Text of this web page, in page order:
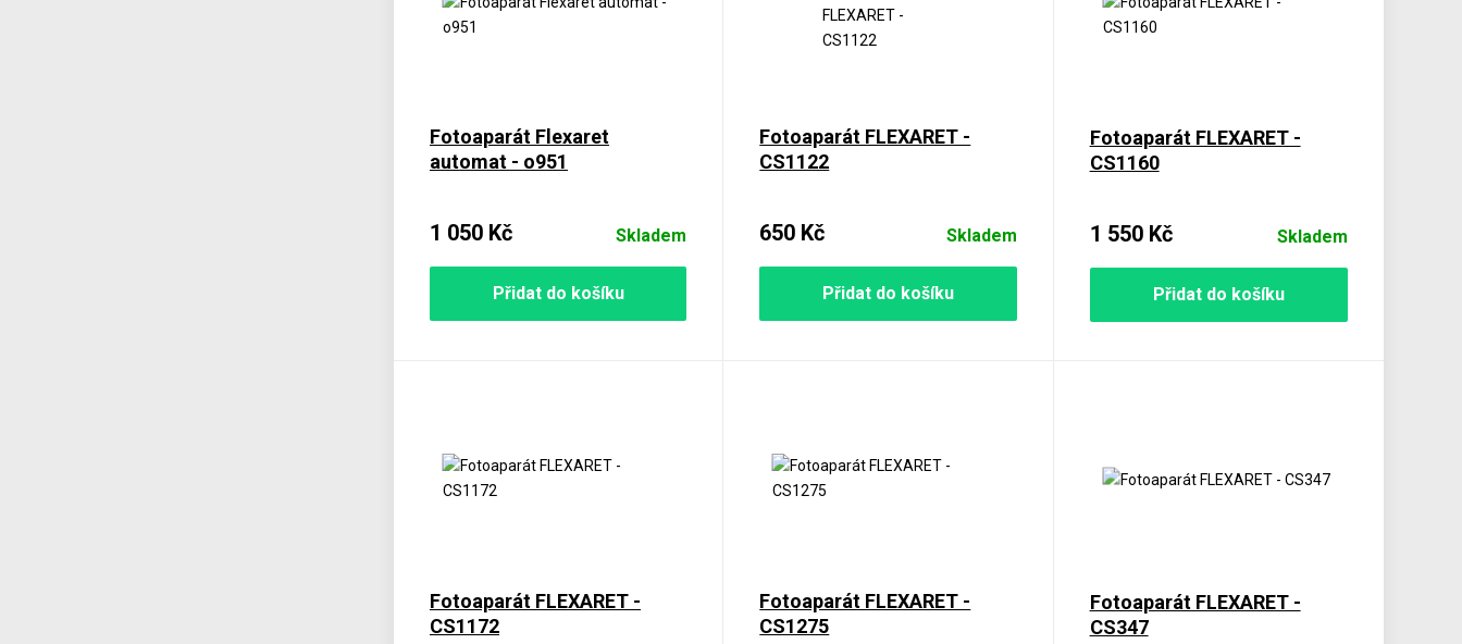
Fotoaparát Flexaret
automat - o951
1 050 Kč Skladem
Přidat do košíku
Fotoaparát FLEXARET -
CS1122
650 Kč Skladem
Přidat do košíku
Fotoaparát FLEXARET -
CS1160
1 550 Kč Skladem
Přidat do košíku
Fotoaparát FLEXARET -
CS1172
Fotoaparát FLEXARET -
CS1275
Fotoaparát FLEXARET -
CS347